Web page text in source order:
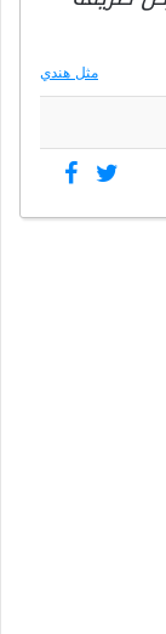
مثل هندي